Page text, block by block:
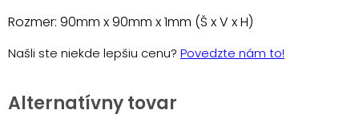
Rozmer: 90mm x 90mm x 1mm (Š x V x H)
Našli ste niekde lepšiu cenu? Povedzte nám to!
Alternatívny tovar